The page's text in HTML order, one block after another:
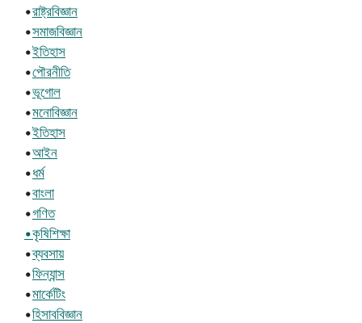
•রাষ্ট্রবিজ্ঞান
•সমাজবিজ্ঞান
•ইতিহাস
•পৌরনীতি
•ভূগোল
•মনোবিজ্ঞান
•ইতিহাস
•আইন
•ধর্ম
•বাংলা
•গণিত
•কৃষিশিক্ষা
•ব্যবসায়
•ফিন্যান্স
•মার্কেটিং
•হিসাববিজ্ঞান